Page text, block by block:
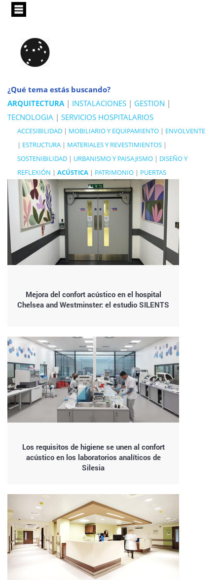
Pasar
principal
¿Qué tema estás buscando?
ARQUITECTURA| INSTALACIONES | GESTION |
TECNOLOGIA | SERVICIOS HOSPITALARIOS
ACCESIBILIDAD | MOBILIARIO Y EQUIPAMIENTO | ENVOLVENTE
| ESTRUCTURA | MATERIALES Y REVESTIMIENTOS |
SOSTENIBILIDAD | URBANISMO Y PAISAJISMO | DISEÑO Y
REFLEXIÓN | ACÚSTICA | PATRIMONIO | PUERTAS
Mejora del confort acústico en el hospital
Chelsea and Westminster: el estudio SILENTS
Los requisitos de higiene se unen al confort
acústico en los laboratorios analíticos de
Silesia